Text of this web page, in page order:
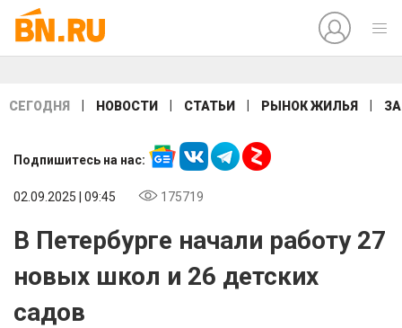
СЕГОДНЯ НОВОСТИ СТАТЬИ РЫНОК ЖИЛЬЯ
Подпишитесь на нас:
02.09.2025 | 09:45 175719
В Петербурге начали работу 27
новых школ и 26 детских
садов